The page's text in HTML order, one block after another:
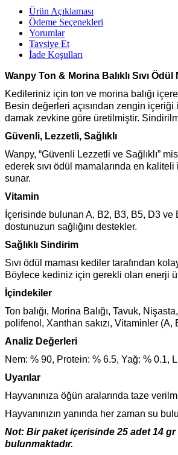
Ürün Açıklaması
Ödeme Seçenekleri
Yorumlar
Tavsiye Et
İade Koşulları
Wanpy Ton & Morina Balıklı Sıvı Ödül
Kedileriniz için ton ve morina balığı
Besin değerleri açısından zengin içeriği
damak zevkine göre üretilmiştir.
Güvenli, Lezzetli, Sağlıklı
Wanpy, “Güvenli Lezzetli ve Sağlıklı”
ederek sıvı ödül mamalarında en
sunar.
Vitamin
İçerisinde bulunan A, B2, B3, B5, D3 ve
dostunuzun sağlığını destekler.
Sağlıklı Sindirim
Sıvı ödül maması kediler tarafından
Böylece kediniz için gerekli olan enerji
İçindekiler
Ton balığı, Morina Balığı, Tavuk,
polifenol, Xanthan sakızı, Vitaminler (A,
Analiz Değerleri
Nem: % 90, Protein: % 6.5, Yağ: % 0.1,
Uyarılar
Hayvanınıza öğün aralarında taze
Hayvanınızın yanında her zaman su
Not: Bir paket içerisinde 25 adet 14 gr
bulunmaktadır.